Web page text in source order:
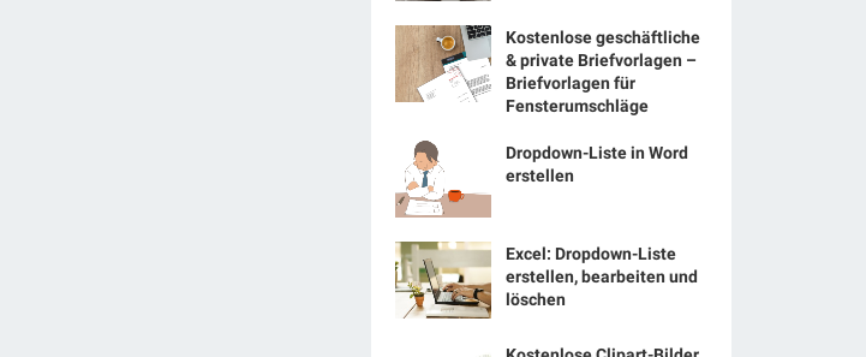
Kostenlose geschäftliche
& private Briefvorlagen –
Briefvorlagen für
Fensterumschläge
Dropdown-Liste in Word
erstellen
Excel: Dropdown-Liste
erstellen, bearbeiten und
löschen